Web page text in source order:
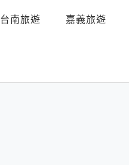
台南旅遊 嘉義旅遊